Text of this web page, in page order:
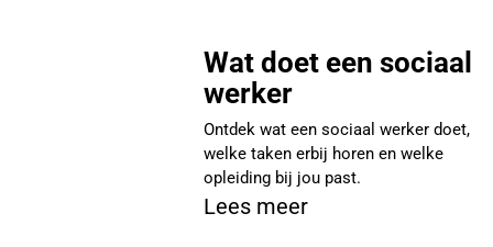
Wat doet een sociaal
werker
Ontdek wat een sociaal werker doet,
welke taken erbij horen en welke
opleiding bij jou past.
Lees meer